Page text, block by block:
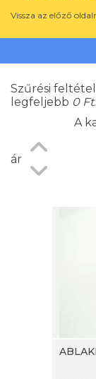
Vissza az előző
Szűrési
legfeljebb 0Ft.
A
ár